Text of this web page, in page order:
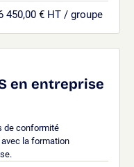
450,00 € HT / groupe
en entreprise
de conformité
la formation